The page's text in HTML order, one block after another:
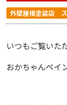
外壁屋根塗装店
いつもご覧いた
おかちゃんペイ